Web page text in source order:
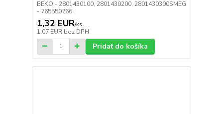
BEKO - 2801430100, 2801430200, 2801430300SMEG
- 765550766
1,32 EUR/ks
1,07 EUR bez DPH
Pridať do košíka